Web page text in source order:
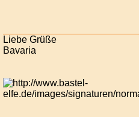
Liebe Grüße
Bavaria